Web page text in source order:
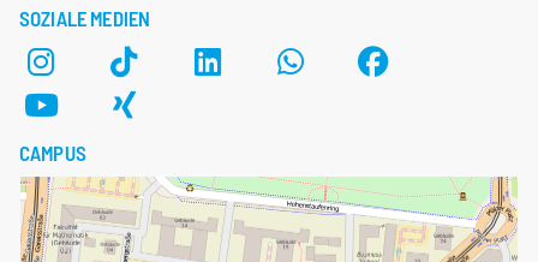
SOZIALE MEDIEN
CAMPUS